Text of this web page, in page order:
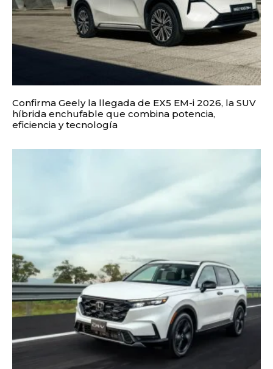
Confirma Geely la llegada de EX5 EM-i 2026, la SUV
híbrida enchufable que combina potencia,
eficiencia y tecnología